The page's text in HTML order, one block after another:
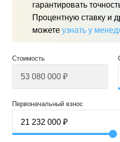
гарантировать
Процентную ставку и
можете узнать у
Стоимость
Первоначальный взнос